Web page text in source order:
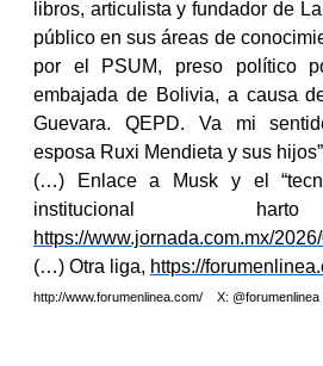
libros, articulista y fundador de
público en sus áreas de
por el PSUM, preso político
embajada de Bolivia, a causa
Guevara. QEPD. Va mi
esposa Ruxi Mendieta y sus
(…) Enlace a
Musk y el
institucional
https://www.jornada.com.mx/
(…) Otra liga, https://
http://www.forumenlinea.com/ X: